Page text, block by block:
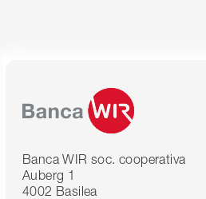
Banca WIR soc. cooperativa
Auberg 1
4002 Basilea